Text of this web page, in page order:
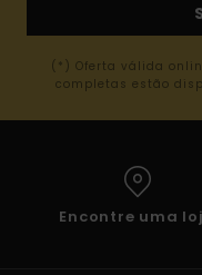
(*) Oferta válida
completas estão
Encontre uma